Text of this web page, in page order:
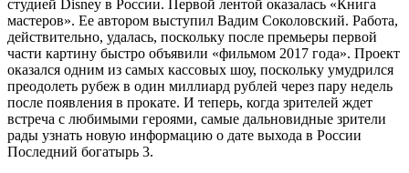
студией Disney в России. Первой лентой оказалась «Книга
мастеров». Ее автором выступил Вадим Соколовский. Работа,
действительно, удалась, поскольку после премьеры первой
части картину быстро объявили «фильмом 2017 года». Проект
оказался одним из самых кассовых шоу, поскольку умудрился
преодолеть рубеж в один миллиард рублей через пару недель
после появления в прокате. И теперь, когда зрителей ждет
встреча с любимыми героями, самые дальновидные зрители
рады узнать новую информацию о дате выхода в России
Последний богатырь 3.